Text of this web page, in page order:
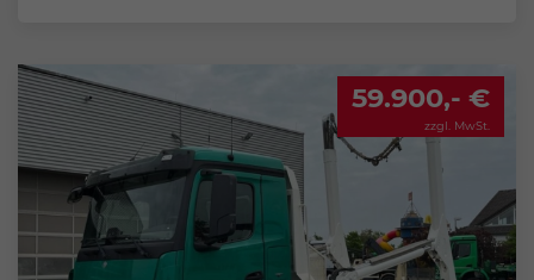
59.900,- €
zzgl. MwSt.